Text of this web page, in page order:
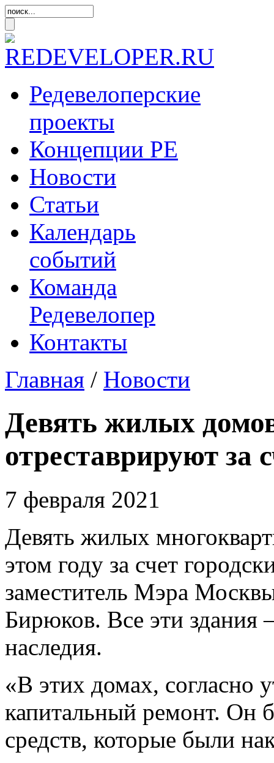
Редевелоперские
проекты
Концепции РЕ
Новости
Статьи
Календарь
событий
Команда
Редевелопер
Контакты
Главная / Новости
Девять жилых
отреставрируют за
7 февраля 2021
Девять жилых
этом году за счет
заместитель Мэра
Бирюков. Все эти здания
наследия.
«В этих домах, согласно
капитальный ремонт. Он
средств, которые были